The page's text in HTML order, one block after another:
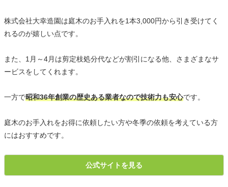
株式会社大幸造園は庭木のお手入れを1本3,000円から引き受けてく
れるのが嬉しい点です。
また、1月～4月は剪定枝処分代などが割引になる他、さまざまなサ
ービスをしてくれます。
一方で昭和36年創業の歴史ある業者なので技術力も安心です。
庭木のお手入れをお得に依頼したい方や冬季の依頼を考えている方
にはおすすめです。
公式サイトを見る